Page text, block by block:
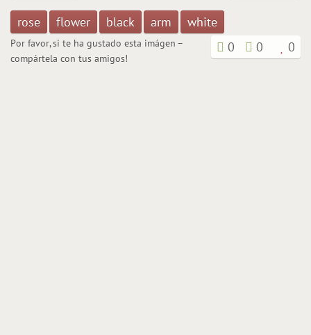
rose flower black arm
white
0
0 0
Por favor, si te ha gustado esta imágen –
compártela con tus amigos!